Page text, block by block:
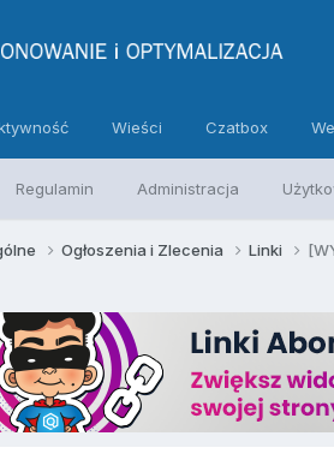
Regulamin Administracja
Wieści Czatbox
Ogłoszenia i Zlecenia Linki